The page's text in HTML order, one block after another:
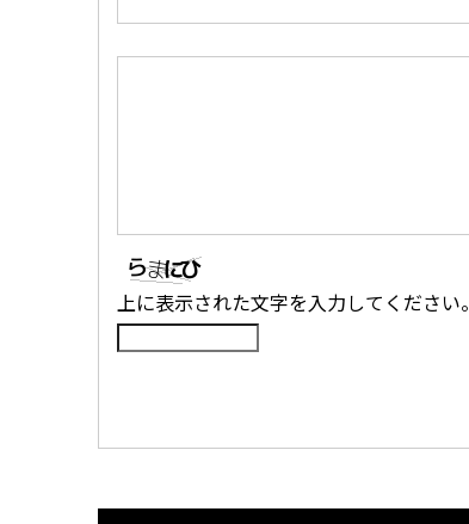
上に表示された文字を入力してください。